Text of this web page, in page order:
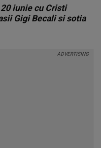
iunie cu Cristi
Gigi Becali si sotia